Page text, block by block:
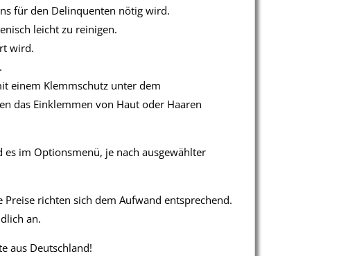
für den Delinquenten nötig wird.
leicht zu reinigen.
wird.
einem Klemmschutz unter dem
das Einklemmen von Haut oder Haaren
im Optionsmenü, je nach ausgewählter
richten sich dem Aufwand entsprechend.
an.
aus Deutschland!